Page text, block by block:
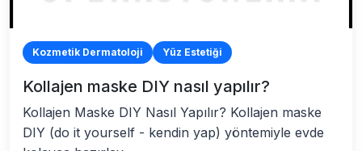
Kozmetik Dermatoloji Yüz Estetiği
Kollajen maske DIY nasıl yapılır?
Kollajen Maske DIY Nasıl Yapılır? Kollajen maske
DIY (do it yourself - kendin yap) yöntemiyle evde